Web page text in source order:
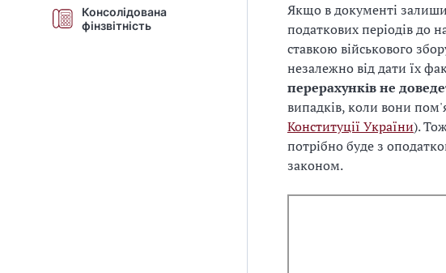
Консолідована
фінзвітність
Якщо в документі
податкових періодів до
ставкою військового
незалежно від дати їх
перерахунків не
випадків, коли вони
Конституції України).
потрібно буде з
законом.